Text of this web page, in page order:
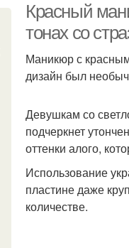
Красный
тонах со
Маникюр с
дизайн был
Девушкам со
подчеркнет
оттенки алого,
Использование
пластине даже
количестве.